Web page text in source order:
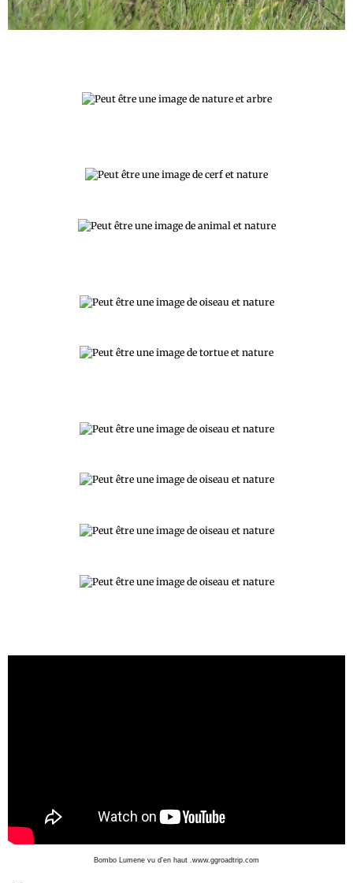
Bombo Lumene vu d'en haut .www.ggroadtrip.com